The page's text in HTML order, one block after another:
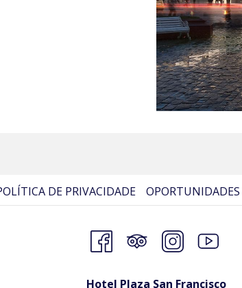
DE PRIVACIDADE OPORTUNIDADES
Hotel Plaza San Francisco